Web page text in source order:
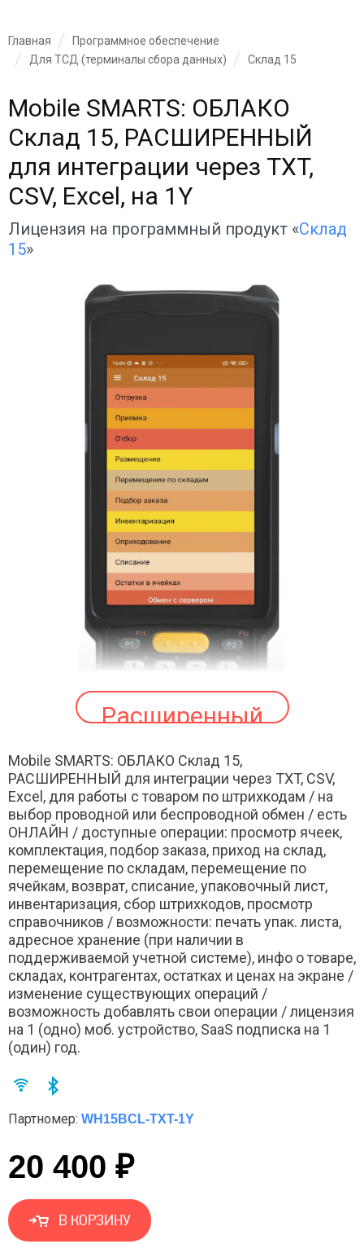
Главная
Программное обеспечение
Для ТСД (терминалы сбора данных)
Склад 15
Mobile SMARTS: ОБЛАКО
Склад 15, РАСШИРЕННЫЙ
для интеграции через TXT,
CSV, Excel, на 1Y
Лицензия на программный продукт «Склад
15»
Расширенный
Mobile SMARTS: ОБЛАКО Склад 15,
РАСШИРЕННЫЙ для интеграции через TXT, CSV,
Excel, для работы с товаром по штрихкодам / на
выбор проводной или беспроводной обмен / есть
ОНЛАЙН / доступные операции: просмотр ячеек,
комплектация, подбор заказа, приход на склад,
перемещение по складам, перемещение по
ячейкам, возврат, списание, упаковочный лист,
инвентаризация, сбор штрихкодов, просмотр
справочников / возможности: печать упак. листа,
адресное хранение (при наличии в
поддерживаемой учетной системе), инфо о товаре,
складах, контрагентах, остатках и ценах на экране /
изменение существующих операций /
возможность добавлять свои операции / лицензия
на 1 (одно) моб. устройство, SaaS подписка на 1
(один) год.
Партномер: WH15BCL-TXT-1Y
20 400 ₽
В КОРЗИНУ